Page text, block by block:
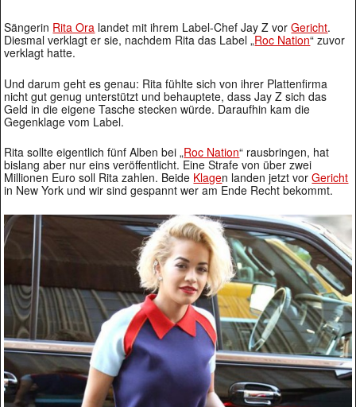
Sängerin Rita Ora landet mit ihrem Label-Chef Jay Z vorGericht.
Diesmal verklagt er sie, nachdem Rita das Label „Roc Nation“ zuvor
verklagt hatte.
Und darum geht es genau: Rita fühlte sich von ihrer Plattenfirma
nicht gut genug unterstützt und behauptete, dass Jay Z sich das
Geld in die eigene Tasche stecken würde. Daraufhin kam die
Gegenklage vom Label.
Rita sollte eigentlich fünf Alben bei „Roc Nation“ rausbringen, hat
bislang aber nur eins veröffentlicht. Eine Strafe von über zwei
Millionen Euro soll Rita zahlen. Beide Klagen landen jetzt vorGericht
in New York und wir sind gespannt wer am Ende Recht bekommt.